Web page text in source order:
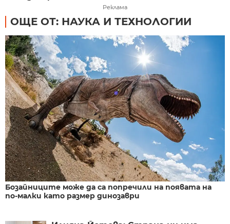
Реклама
ОЩЕ ОТ: НАУКА И ТЕХНОЛОГИИ
Бозайниците може да са попречили на появата на
по-малки като размер динозаври